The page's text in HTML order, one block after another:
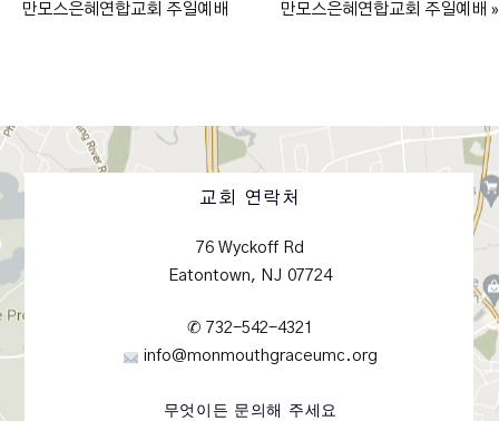
만모스은혜연합교회 주일예배
만모스은혜연합교회 주일예배 »
교회 연락처
76 Wyckoff Rd
Eatontown, NJ 07724
✆ 732-542-4321
info@monmouthgraceumc.org
무엇이든 문의해 주세요